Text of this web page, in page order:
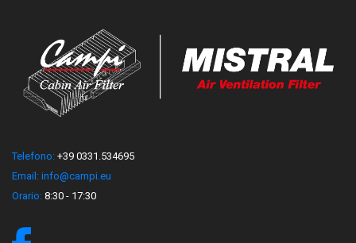
Telefono: +39 0331.534695
Email: info@campi.eu
Orario: 8:30 - 17:30